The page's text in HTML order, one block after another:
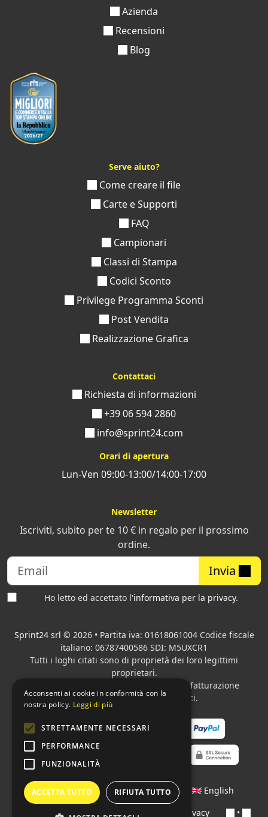
Azienda
Recensioni
Blog
Serve aiuto?
Come creare il file
Carte e Supporti
FAQ
Campionari
Classi di Stampa
Codici Sconto
Privilege Programma Sconti
Post Vendita
Realizzazione Grafica
Contattaci
Richiesta di informazioni
+39 06 594 2860
info@sprint24.com
Orari di apertura
Lun-Ven 09:00-13:00/14:00-17:00
Newsletter
Iscriviti, subito per te 10 € in regalo per il prossimo
ordine.
Invia
Ho letto ed accettato l'informativa per la privacy.
Sprint24 srl © 2026 • Partita iva: 01618061004 Codice fiscale
italiano: 06787400586 SDI: M5UXCR1
Tutti i loghi citati sono di proprietà dei loro legittimi
proprietari.
adibita alla fatturazione
elettronica per gli Enti pubblici.
Lingue: 🇮🇹 Italiano • 🇫🇷 Français
🇬🇧 English
• Condizioni di pagamento Privacy •
Acconsenti ai cookie in conformità con la
nostra policy. Leggi di più
STRETTAMENTE NECESSARI
PERFORMANCE
FUNZIONALITÀ
ACCETTA TUTTO RIFIUTA TUTTO